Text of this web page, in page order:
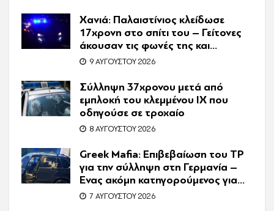
Χανιά: Παλαιστίνιος κλείδωσε
17χρονη στο σπίτι του – Γείτονες
άκουσαν τις φωνές της και
κάλεσαν την Αστυνομία
9 ΑΥΓΟΎΣΤΟΥ 2026
Σύλληψη 37χρονου μετά από
εμπλοκή του κλεμμένου ΙΧ που
οδηγούσε σε τροχαίο
8 ΑΥΓΟΎΣΤΟΥ 2026
Greek Mafia: Επιβεβαίωση τoυ ΤP
για την σύλληψη στη Γερμανία –
Ένας ακόμη κατηγορούμενος για
τον θάνατο του Ζαμπούνη
7 ΑΥΓΟΎΣΤΟΥ 2026